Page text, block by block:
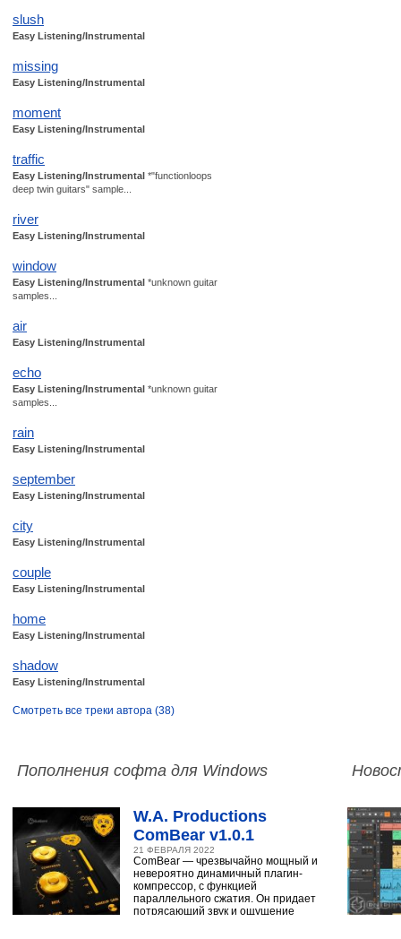
slush
Easy Listening/Instrumental
missing
Easy Listening/Instrumental
moment
Easy Listening/Instrumental
traffic
Easy Listening/Instrumental *"functionloops
deep twin guitars" sample...
river
Easy Listening/Instrumental
window
Easy Listening/Instrumental *unknown guitar
samples...
air
Easy Listening/Instrumental
echo
Easy Listening/Instrumental *unknown guitar
samples...
rain
Easy Listening/Instrumental
september
Easy Listening/Instrumental
city
Easy Listening/Instrumental
couple
Easy Listening/Instrumental
home
Easy Listening/Instrumental
shadow
Easy Listening/Instrumental
Смотреть все треки автора (38)
Пополнения софта для Windows
W.A. Productions
ComBear v1.0.1
21 ФЕВРАЛЯ 2022
ComBear — чрезвычайно мощный и
невероятно динамичный плагин-
компрессор, с функцией
параллельного сжатия. Он придает
потрясающий звук и ощущение